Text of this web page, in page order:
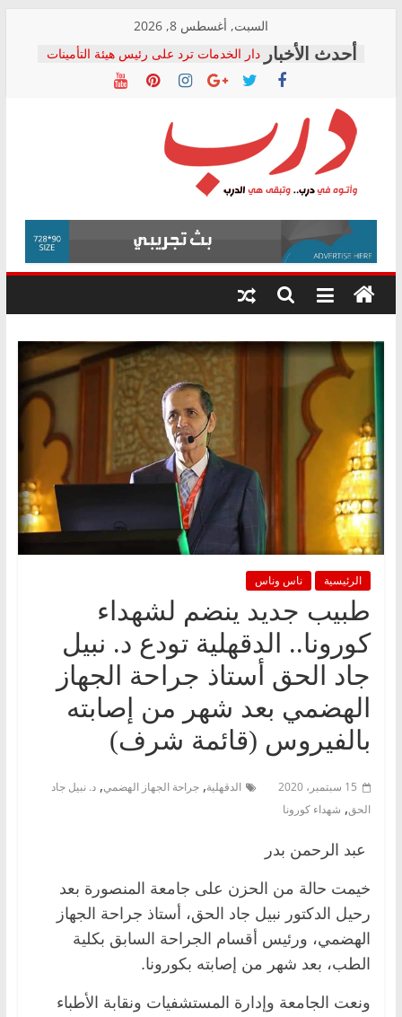
content
السبت, أغسطس 8, 2026
دار الخدمات ترد على رئيس هيئة التأمينات
بعد مؤتمره الصحفي: إنكار الأزمة لا ينهي
معاناة أصحاب المعاشات.. ونطالب بكشف
فرحات سليمان يكتب: القطاع الصحي إلى
أين؟
حزب التحالف الشعبي يطلق لجنة “الحق
في الصحة” بالإسكندرية لرصد الانتهاكات
ودعم المرضى
الوزاري لمدينة الصحفيين.. وانتهاء أعمال
إنشاء المبنى الإداري
المجلس القومي لحقوق الإنسان يعلن
متابعة قضية الدكتور محمد زهران.. ويؤكد:
قرينة البراءة وضمانات المحاكمة العادلة
درب
وأتوه
درب..
وتبقى
هي
الرئيسية ناس وناس
طبيب جديد ينضم لشهداء
كورونا.. الدقهلية تودع د. نبيل
جاد الحق أستاذ جراحة الجهاز
الهضمي بعد شهر من إصابته
بالفيروس (قائمة شرف)
15 سبتمبر، 2020 الدقهلية, جراحة الجهاز الهضمي, د. نبيل جاد
الحق, شهداء كورونا
عبد الرحمن بدر
خيمت حالة من الحزن على جامعة المنصورة بعد
رحيل الدكتور نبيل جاد الحق، أستاذ جراحة الجهاز
الهضمي، ورئيس أقسام الجراحة السابق بكلية
الطب، بعد شهر من إصابته بكورونا.
ونعت الجامعة وإدارة المستشفيات ونقابة الأطباء